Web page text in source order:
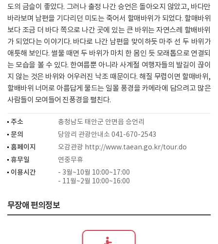
도의 금슬이 좋았다. 그러나 출정 나간 승언은 돌아오지 않았고, 바다만
바라보며 남편을 기다리던 미도는 죽어서 할매바위가 되었다. 할매바위
보다 조금 더 바다 쪽으로 나간 곳에 있는 큰 바위는 자연스레 할배바위
가 되었다는 이야기다. 바다로 나간 남편을 맞이하듯 마주 선 두 바위가
애틋해 보인다. 썰물 때면 두 바위가 마치 한 몸인 듯 모래톱으로 연결되
는 모습을 볼 수 있다. 한여름뿐 아니라 사계절 여행자들의 발길이 끊이
지 않는 것은 바위와 어우러진 낙조 때문이다. 해질 무렵이면 할매바위,
할배바위 너머로 아름답게 물드는 일몰 풍경을 카메라에 담으려고 많은
사람들이 모여들어 진풍경을 펼친다.
주소
충청남도 태안군 안면읍 승언리
문의
당암리 관광안내소 041-670-2543
홈페이지
오감관광 http://www.taean.go.kr/tour.do
휴무일
연중무휴
이용시간
- 3월~10월 10:00~17:00
- 11월~2월 10:00~16:00
무장애 편의정보